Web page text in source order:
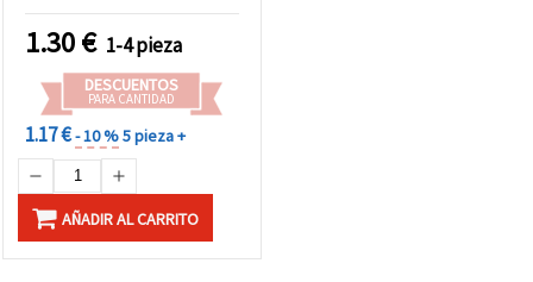
1.30€ 1-4 pieza
DESCUENTOS
PARA CANTIDAD
1.17 €- 10 %5 pieza +
AÑADIR AL CARRITO